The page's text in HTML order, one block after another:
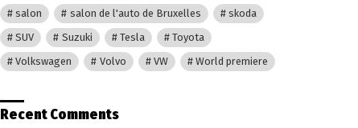
salon
salon de l'auto de Bruxelles
skoda
SUV
Suzuki Tesla
Toyota
Volkswagen
Volvo VW World premiere
Recent Comments